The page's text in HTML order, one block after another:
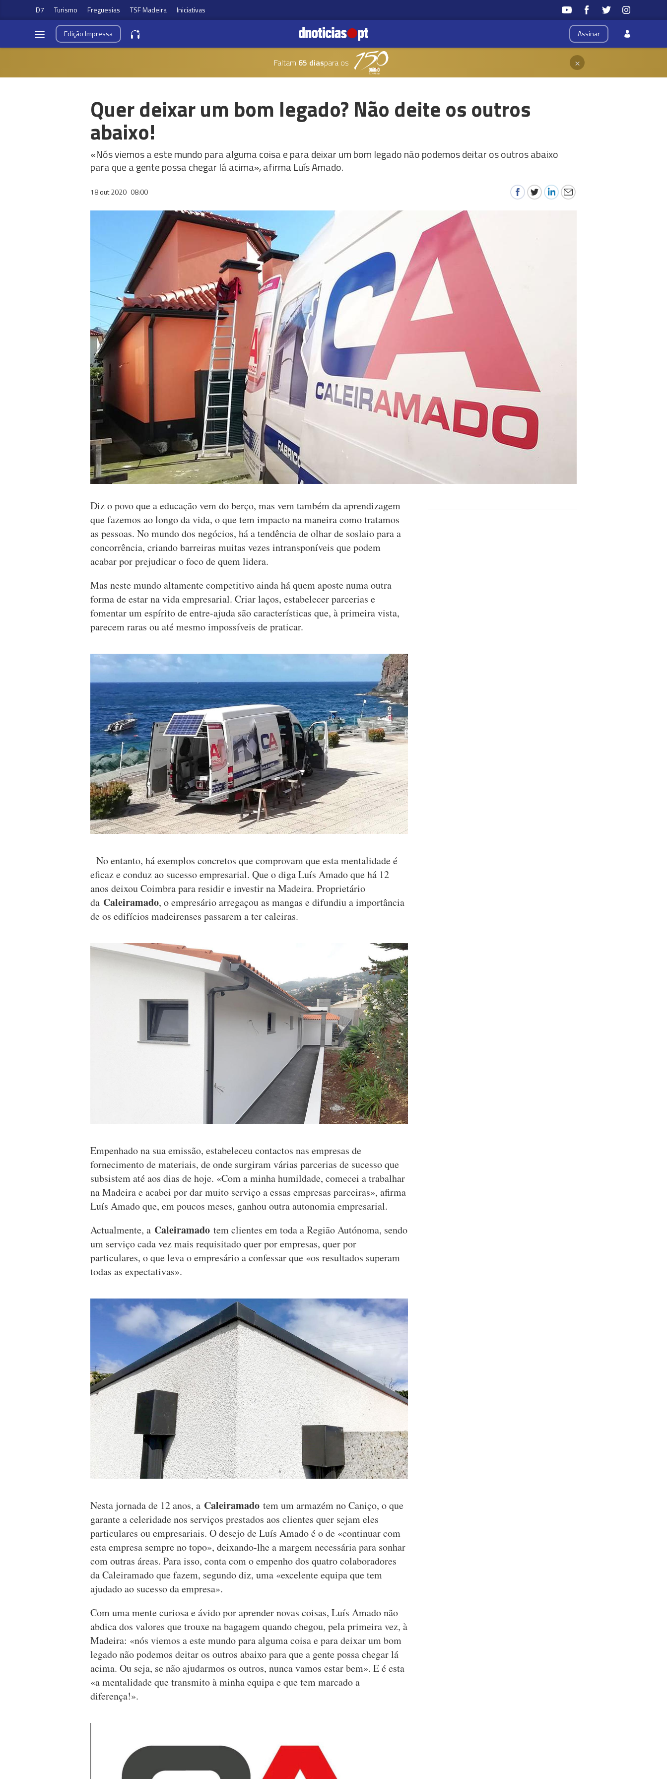
D7 Turismo Freguesias TSF Madeira Iniciativas
Assinar
EdiçãoImpressa
Faltam 65 diaspara os ×
Quer deixar um bom legado? Não deite os outros
abaixo!
«Nós viemos a este mundo para alguma coisa e para deixar um bom legado não podemos deitar os outros abaixo
para que a gente possa chegar lá acima», afirma Luís Amado.
18 out 2020 08:00
Diz o povo que a educação vem do berço, mas vem também da aprendizagem
que fazemos ao longo da vida, o que tem impacto na maneira como tratamos
as pessoas. No mundo dos negócios, há a tendência de olhar de soslaio para a
concorrência, criando barreiras muitas vezes intransponíveis que podem
acabar por prejudicar o foco de quem lidera.
Mas neste mundo altamente competitivo ainda há quem aposte numa outra
forma de estar na vida empresarial. Criar laços, estabelecer parcerias e
fomentar um espírito de entre-ajuda são características que, à primeira vista,
parecem raras ou até mesmo impossíveis de praticar.
No entanto, há exemplos concretos que comprovam que esta mentalidade é
eficaz e conduz ao sucesso empresarial. Que o diga Luís Amado que há 12
anos deixou Coimbra para residir e investir na Madeira. Proprietário
da Caleiramado, o empresário arregaçou as mangas e difundiu a importância
de os edifícios madeirenses passarem a ter caleiras.
Empenhado na sua emissão, estabeleceu contactos nas empresas de
fornecimento de materiais, de onde surgiram várias parcerias de sucesso que
subsistem até aos dias de hoje. «Com a minha humildade, comecei a trabalhar
na Madeira e acabei por dar muito serviço a essas empresas parceiras», afirma
Luís Amado que, em poucos meses, ganhou outra autonomia empresarial.
Actualmente, a Caleiramado tem clientes em toda a Região Autónoma, sendo
um serviço cada vez mais requisitado quer por empresas, quer por
particulares, o que leva o empresário a confessar que «os resultados superam
todas as expectativas».
Nesta jornada de 12 anos, a Caleiramado tem um armazém no Caniço, o que
garante a celeridade nos serviços prestados aos clientes quer sejam eles
particulares ou empresariais. O desejo de Luís Amado é o de «continuar com
esta empresa sempre no topo», deixando-lhe a margem necessária para sonhar
com outras áreas. Para isso, conta com o empenho dos quatro colaboradores
da Caleiramado que fazem, segundo diz, uma «excelente equipa que tem
ajudado ao sucesso da empresa».
Com uma mente curiosa e ávido por aprender novas coisas, Luís Amado não
abdica dos valores que trouxe na bagagem quando chegou, pela primeira vez, à
Madeira: «nós viemos a este mundo para alguma coisa e para deixar um bom
legado não podemos deitar os outros abaixo para que a gente possa chegar lá
acima. Ou seja, se não ajudarmos os outros, nunca vamos estar bem». E é esta
«a mentalidade que transmito à minha equipa e que tem marcado a
diferença!».